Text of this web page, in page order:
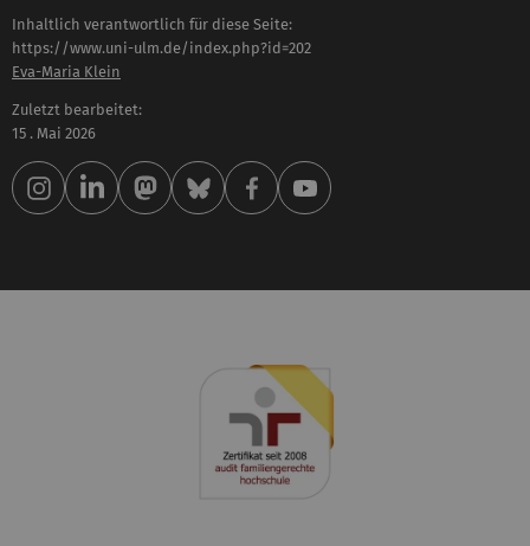
Inhaltlich verantwortlich für diese Seite:
https://www.uni-ulm.de/index.php?id=202
Eva-Maria Klein
Zuletzt bearbeitet:
15 . Mai 2026